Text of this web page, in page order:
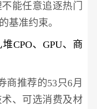
能任意追逐热门
基准约束。
CPO、GPU、商
商推荐的53只6月
、可选消费及材